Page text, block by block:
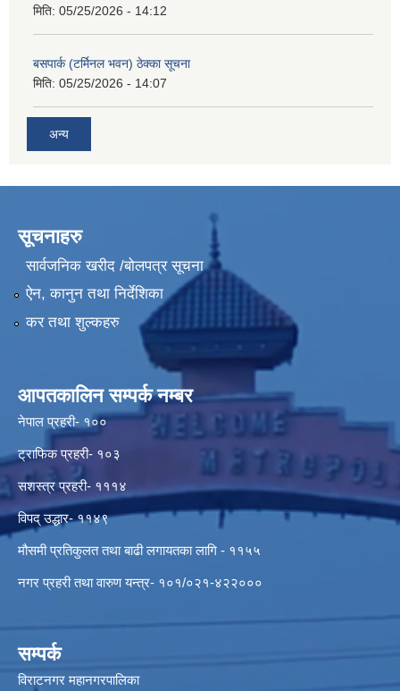
मिति: 05/25/2026 - 14:12
बसपार्क (टर्मिनल भवन) ठेक्का सूचना
मिति: 05/25/2026 - 14:07
अन्य
सूचनाहरु
सार्वजनिक खरीद /बोलपत्र सूचना
ऐन, कानुन तथा निर्देशिका
कर तथा शुल्कहरु
आपतकालिन सम्पर्क नम्बर
नेपाल प्रहरी- १००
ट्राफिक प्रहरी- १०३
सशस्त्र प्रहरी- १११४
विपद् उद्धार- ११४९
मौसमी प्रतिकुलत तथा बाढी लगायतका लागि - ११५५
नगर प्रहरी तथा वारुण यन्त्र- १०१/०२१-४२२०००
सम्पर्क
विराटनगर महानगरपालिका